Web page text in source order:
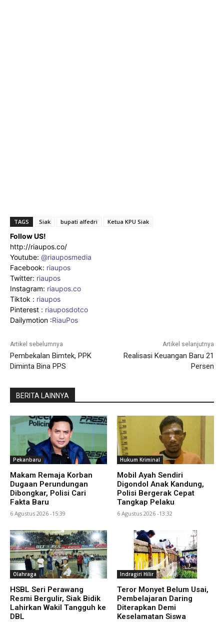
TAGS Siak bupati alfedri Ketua KPU Siak
Follow US!
http://riaupos.co/
Youtube: @riauposmedia
Facebook: riaupos
Twitter: riaupos
Instagram: riaupos.co
Tiktok : riaupos
Pinterest : riauposdotco
Dailymotion :RiauPos
Artikel sebelumnya
Pembekalan Bimtek, PPK
Diminta Bina PPS
Artikel selanjutnya
Realisasi Keuangan Baru 21
Persen
BERITA LAINNYA
Pekanbaru
Makam Remaja Korban
Dugaan Perundungan
Dibongkar, Polisi Cari
Fakta Baru
6 Agustus 2026 -15:39
Hukum Kriminal
Mobil Ayah Sendiri
Digondol Anak Kandung,
Polisi Bergerak Cepat
Tangkap Pelaku
6 Agustus 2026 -13:32
Olahraga
HSBL Seri Perawang
Resmi Bergulir, Siak Bidik
Lahirkan Wakil Tangguh ke
DBL
Indragiri Hilir
Teror Monyet Belum Usai,
Pembelajaran Daring
Diterapkan Demi
Keselamatan Siswa